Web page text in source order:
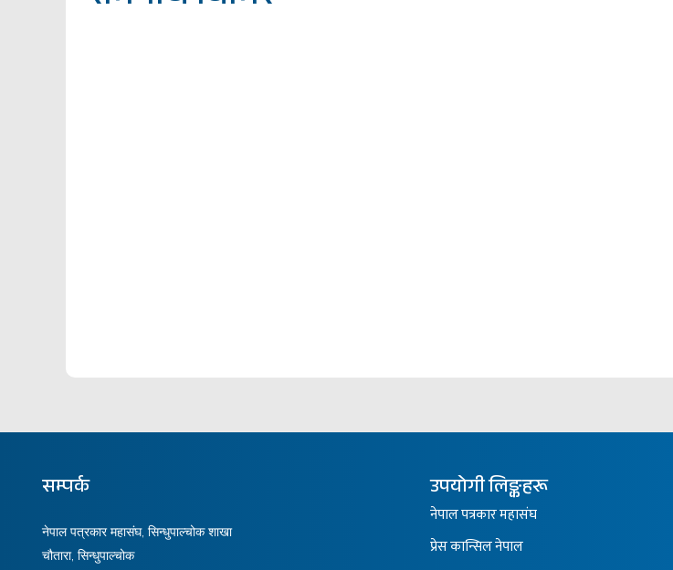
सम्पर्क
नेपाल पत्रकार महासंघ, सिन्धुपाल्चोक शाखा
चौतारा, सिन्धुपाल्चोक
उपयोगी लिङ्कहरू
नेपाल पत्रकार महासंघ
प्रेस कान्सिल नेपाल